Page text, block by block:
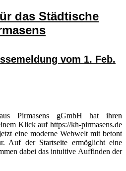
das Städtische
vom 1. Feb.
Pirmasens gGmbH hat ihren
Klick auf https://kh-pirmasens.de
eine moderne Webwelt mit betont
Auf der Startseite ermöglicht eine
dabei das intuitive Auffinden der